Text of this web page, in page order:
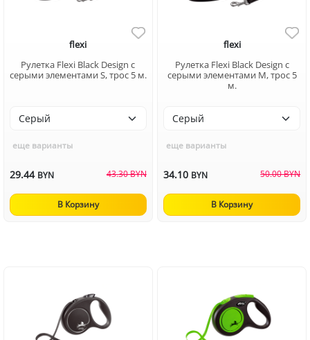
flexi
Рулетка Flexi Black Design c
серыми элементами S, трос 5 м.
еще варианты
29.44 BYN 43.30 BYN
В Корзину
flexi
Рулетка Flexi Black Design c
серыми элементами M, трос 5
м.
еще варианты
34.10 BYN 50.00 BYN
В Корзину